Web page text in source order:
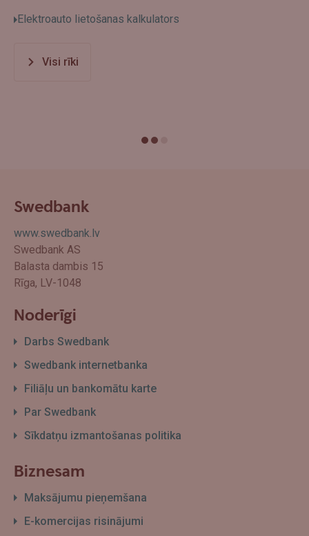
Elektroauto lietošanas kalkulators
Visi rīki
Swedbank
www.swedbank.lv
Swedbank AS
Balasta dambis 15
Rīga, LV-1048
Noderīgi
Darbs Swedbank
Swedbank internetbanka
Filiāļu un bankomātu karte
Par Swedbank
Sīkdatņu izmantošanas politika
Biznesam
Maksājumu pieņemšana
E-komercijas risinājumi